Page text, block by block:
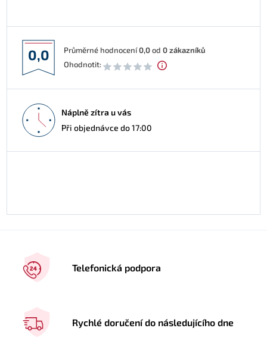
0,0 Průměrné hodnocení0,0od 0zákazníků
Ohodnotit:
Náplně zítra u vás
Při objednávce do 17:00
Telefonická podpora
Rychlé doručení do následujícího dne